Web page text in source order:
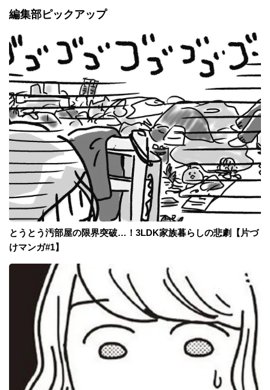
編集部ピックアップ
とうとう汚部屋の限界突破…！3LDK家族暮らしの悲劇【片づ
けマンガ#1】